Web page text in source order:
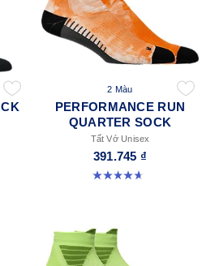
2 Màu
PERFORMANCE RUN
QUARTER SOCK
Tất Vớ Unisex
391.745 ₫
4.6 trong số 5 sao. 57 đánh giá